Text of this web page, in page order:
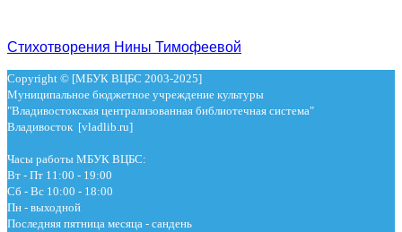
Стихотворения Нины Тимофеевой
Copyright © [МБУК ВЦБС 2003-2025]
Муниципальное бюджетное учреждение культуры
"Владивостокская централизованная библиотечная система"
Владивосток [vladlib.ru]
Часы работы МБУК ВЦБС:
Вт - Пт 11:00 - 19:00
Сб - Вс 10:00 - 18:00
Пн - выходной
Последняя пятница месяца - сандень